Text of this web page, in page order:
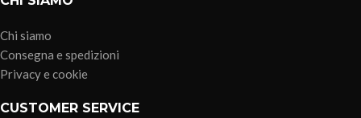
Chi siamo
Consegna e spedizioni
Privacy e cookie
CUSTOMER SERVICE